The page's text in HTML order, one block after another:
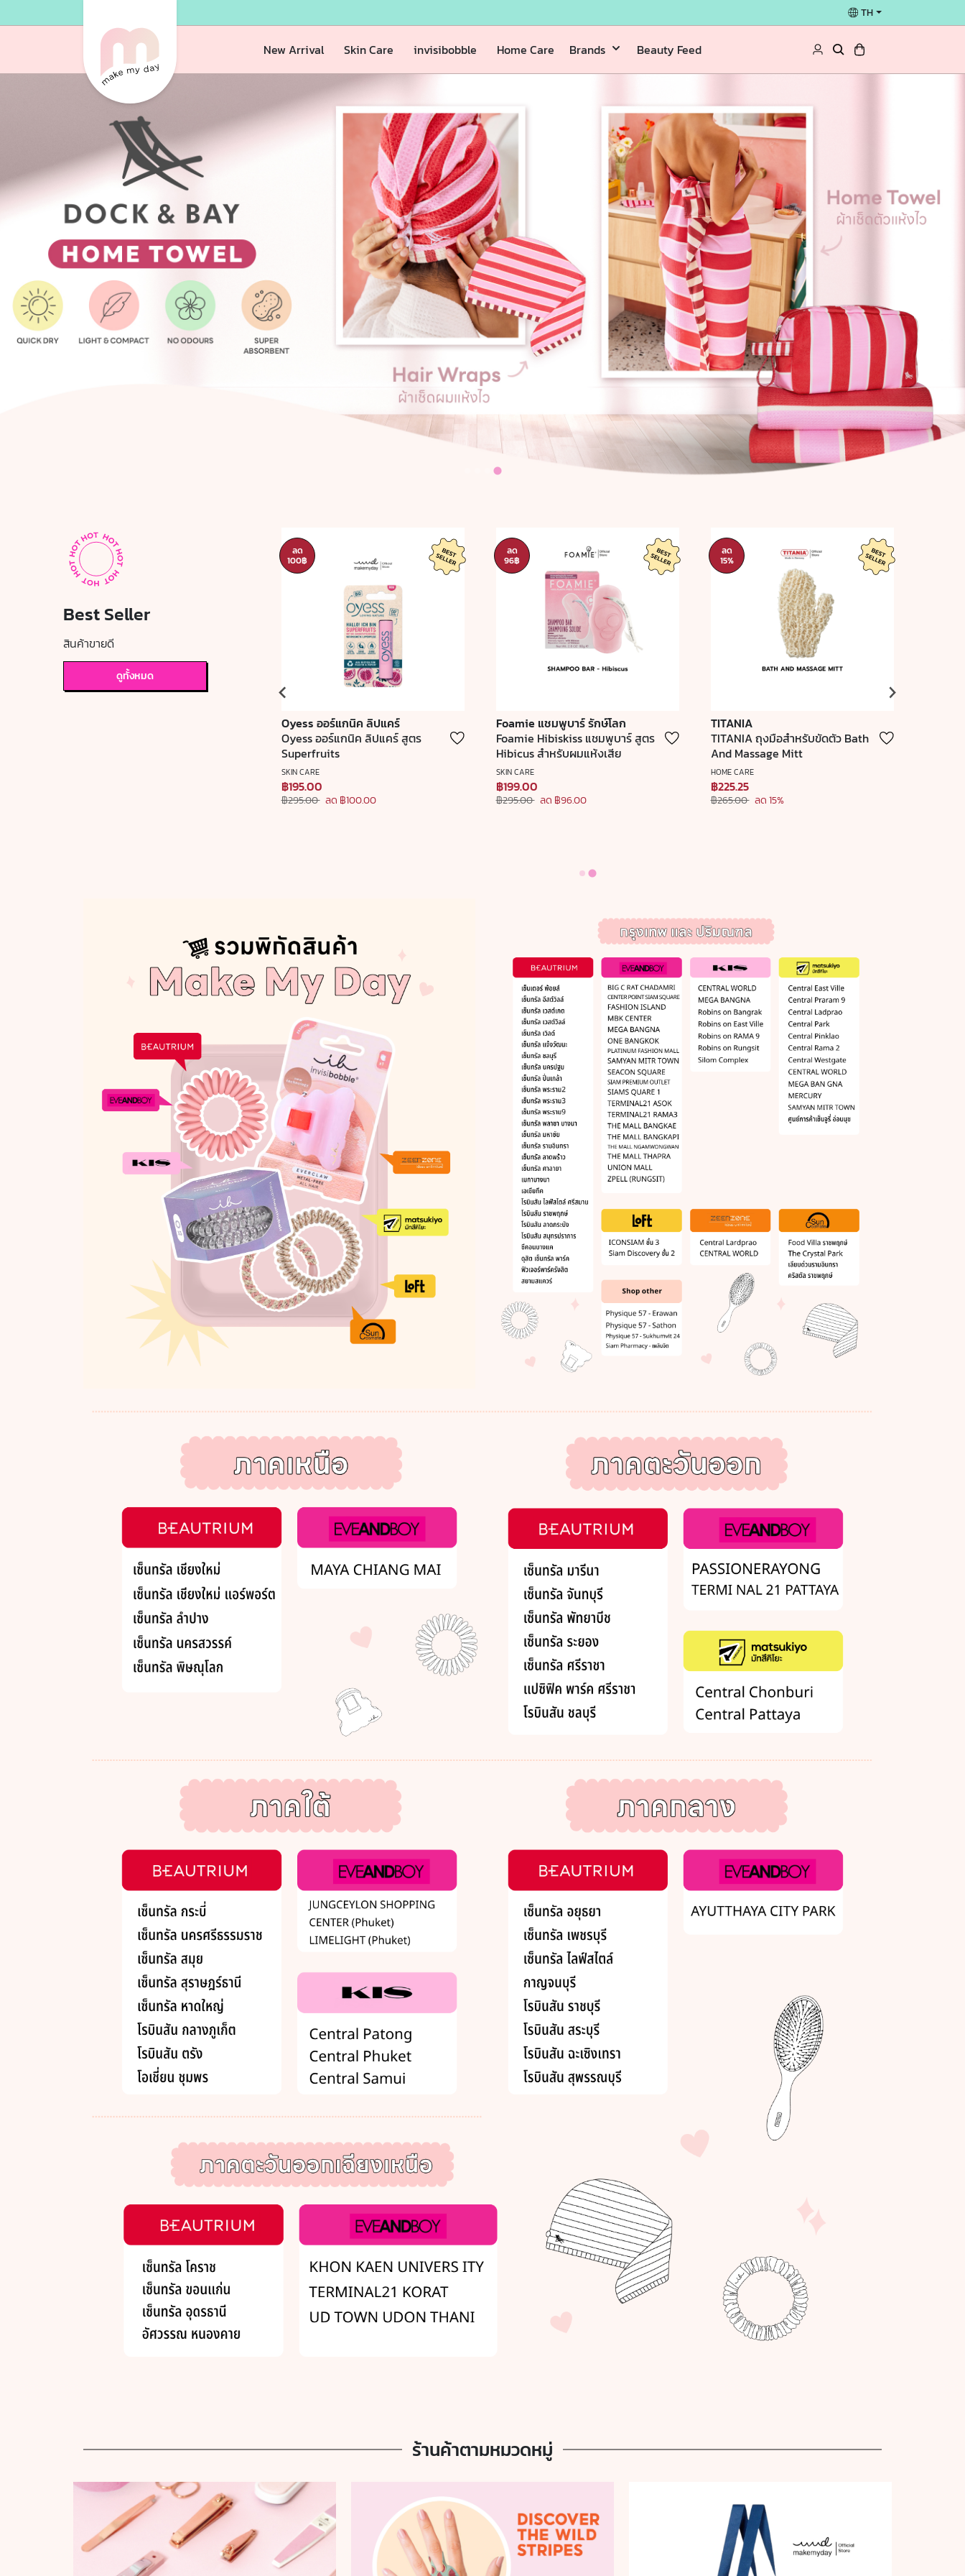
TH
New Arrival Skin Care invisibobble Home Care Brands Beauty Feed
Best Seller
สินค้าขายดี
ดูทั้งหมด
ลด
45฿
Oyess ออร์แกนิค ลิปแคร์
Oyess ออร์แกนิค ลิปแคร์ สูตร
Superfruits
SKIN CARE
฿195.00
฿295.00 ลด ฿100.00
ลด
100฿
Foamie แชมพูบาร์ รักษ์โลก
Foamie Hibiskiss แชมพูบาร์ สูตร
Hibicus สำหรับผมแห้งเสีย
SKIN CARE
฿199.00
฿295.00 ลด ฿96.00
ลด
96฿
TITANIA
TITANIA ถุงมือสำหรับขัดตัว Bath
And Massage Mitt
HOME CARE
฿225.25
฿265.00 ลด 15%
ลด
15%
ร้านค้าตามหมวดหมู่